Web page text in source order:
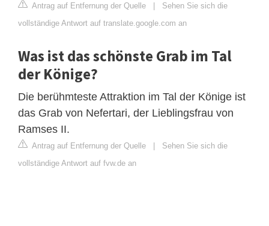
Antrag auf Entfernung der Quelle | Sehen Sie sich die
vollständige Antwort auf translate.google.com an
Was ist das schönste Grab im Tal
der Könige?
Die berühmteste Attraktion im Tal der Könige ist
das Grab von Nefertari, der Lieblingsfrau von
Ramses II.
Antrag auf Entfernung der Quelle | Sehen Sie sich die
vollständige Antwort auf fvw.de an